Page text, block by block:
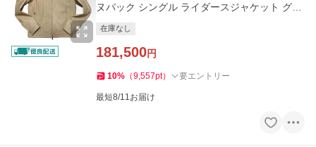
ヌバック シングル ライダースジャケット グレ
在庫なし
181,500円
10% （9,557pt） 要エントリー
最短8/11お届け